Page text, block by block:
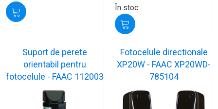
În stoc
Suport de perete
orientabil pentru
fotocelule - FAAC 112003
Fotocelule directionale
XP20W - FAAC XP20WD-
785104